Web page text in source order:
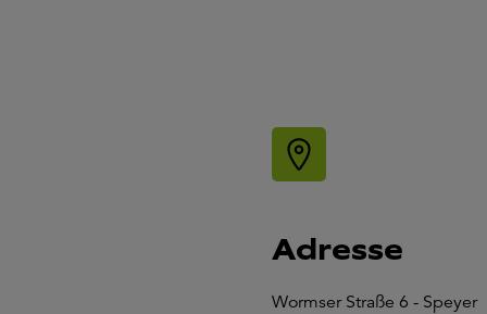
Adresse
Wormser Straße 6 - Speyer